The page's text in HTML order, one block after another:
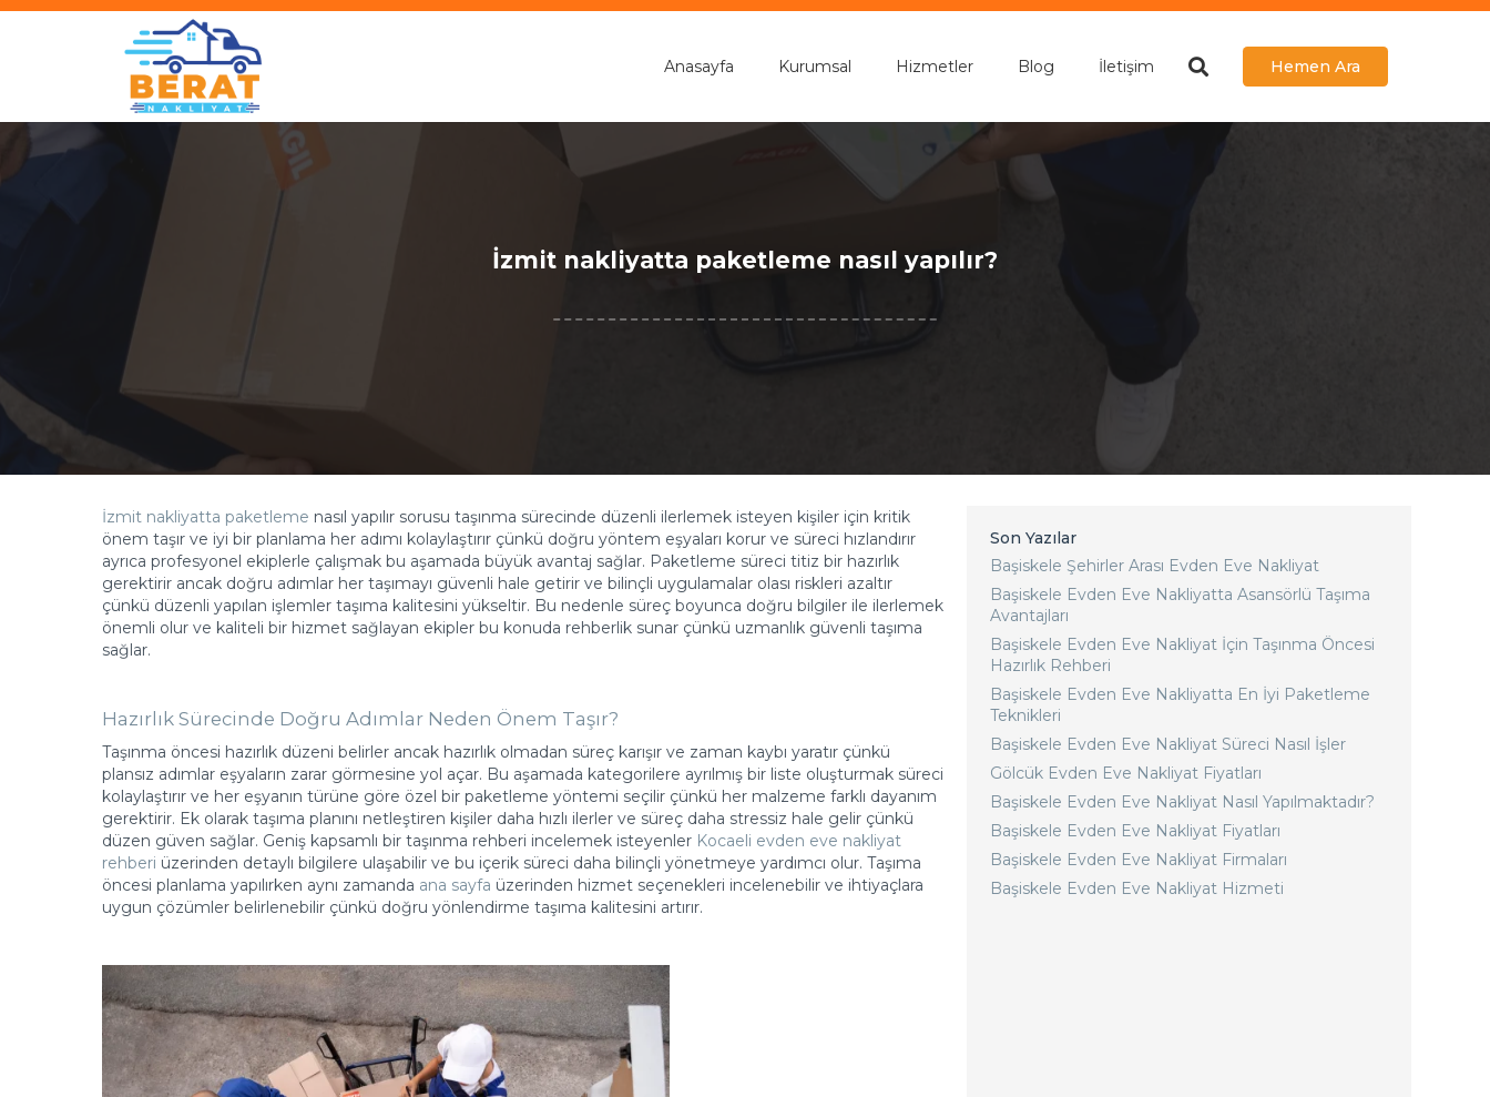
Anasayfa Kurumsal Hizmetler Blog İletişim Hemen Ara
İzmit nakliyatta paketleme nasıl yapılır?
İzmit nakliyatta paketleme nasıl yapılır sorusu taşınma sürecinde düzenli ilerlemek isteyen kişiler için kritik
önem taşır ve iyi bir planlama her adımı kolaylaştırır çünkü doğru yöntem eşyaları korur ve süreci hızlandırır
ayrıca profesyonel ekiplerle çalışmak bu aşamada büyük avantaj sağlar. Paketleme süreci titiz bir hazırlık
gerektirir ancak doğru adımlar her taşımayı güvenli hale getirir ve bilinçli uygulamalar olası riskleri azaltır
çünkü düzenli yapılan işlemler taşıma kalitesini yükseltir. Bu nedenle süreç boyunca doğru bilgiler ile ilerlemek
önemli olur ve kaliteli bir hizmet sağlayan ekipler bu konuda rehberlik sunar çünkü uzmanlık güvenli taşıma
sağlar.
Hazırlık Sürecinde Doğru Adımlar Neden Önem Taşır?
Taşınma öncesi hazırlık düzeni belirler ancak hazırlık olmadan süreç karışır ve zaman kaybı yaratır çünkü
plansız adımlar eşyaların zarar görmesine yol açar. Bu aşamada kategorilere ayrılmış bir liste oluşturmak süreci
kolaylaştırır ve her eşyanın türüne göre özel bir paketleme yöntemi seçilir çünkü her malzeme farklı dayanım
gerektirir. Ek olarak taşıma planını netleştiren kişiler daha hızlı ilerler ve süreç daha stressiz hale gelir çünkü
düzen güven sağlar. Geniş kapsamlı bir taşınma rehberi incelemek isteyenler Kocaeli evden eve nakliyat
rehberi üzerinden detaylı bilgilere ulaşabilir ve bu içerik süreci daha bilinçli yönetmeye yardımcı olur. Taşıma
öncesi planlama yapılırken aynı zamanda ana sayfa üzerinden hizmet seçenekleri incelenebilir ve ihtiyaçlara
uygun çözümler belirlenebilir çünkü doğru yönlendirme taşıma kalitesini artırır.
Son Yazılar
Başiskele Şehirler Arası Evden Eve Nakliyat
Başiskele Evden Eve Nakliyatta Asansörlü Taşıma
Avantajları
Başiskele Evden Eve Nakliyat İçin Taşınma Öncesi
Hazırlık Rehberi
Başiskele Evden Eve Nakliyatta En İyi Paketleme
Teknikleri
Başiskele Evden Eve Nakliyat Süreci Nasıl İşler
Gölcük Evden Eve Nakliyat Fiyatları
Başiskele Evden Eve Nakliyat Nasıl Yapılmaktadır?
Başiskele Evden Eve Nakliyat Fiyatları
Başiskele Evden Eve Nakliyat Firmaları
Başiskele Evden Eve Nakliyat Hizmeti